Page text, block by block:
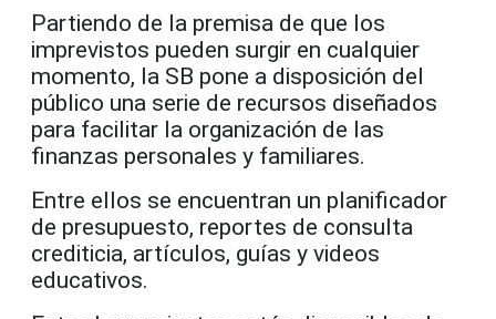
Partiendo de la premisa de que los
imprevistos pueden surgir en cualquier
momento, la SB pone a disposición del
público una serie de recursos diseñados
para facilitar la organización de las
finanzas personales y familiares.
Entre ellos se encuentran un planificador
de presupuesto, reportes de consulta
crediticia, artículos, guías y videos
educativos.